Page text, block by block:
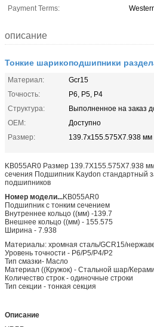
Payment Terms:
описание
Тонкие шарикоподшипники
Материал:
Gcr15
Точность:
P6, P5, P4
Структура:
Выполненное на заказ
OEM:
Доступно
Размер:
139.7x155.575X7.938 мм
KB055AR0 Размер 139.7X155.575X7.938
сечения Подшипник Kaydon стандартный
подшипников
Номер модели...KB055AR0
Подшипник с тонким сечением
Внутреннее кольцо ((мм) -139.7
Внешнее кольцо ((мм) - 155.575
Ширина - 7.938
Материалы: хромная сталь/GCR15/
Уровень точности - P6/P5/P4/P2
Тип смазки- Масло
Материал ((Кружок) - Стальной шар/
Количество строк - одиночные строки
Тип секции - тонкая секция
Описание